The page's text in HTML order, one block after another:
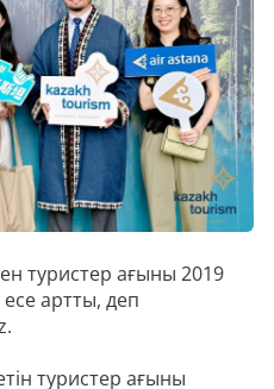
туристер ағыны 2019
артты, деп
туристер ағыны